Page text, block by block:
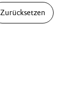
Zurücksetzen